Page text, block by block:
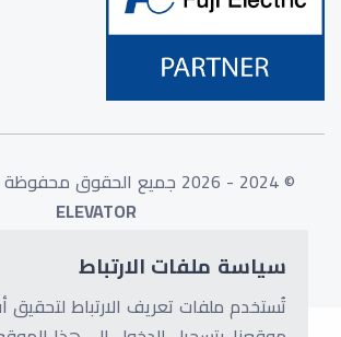
ELEVATOR
سياسة ملفات الارتباط
تُستخدم ملفات تعريف الارتباط لتحقيق